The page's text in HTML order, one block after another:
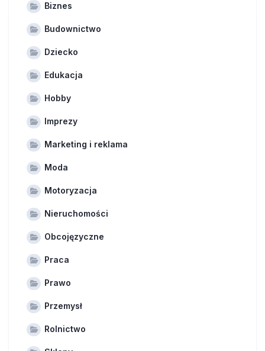
Biznes
Budownictwo
Dziecko
Edukacja
Hobby
Imprezy
Marketing i reklama
Moda
Motoryzacja
Nieruchomości
Obcojęzyczne
Praca
Prawo
Przemysł
Rolnictwo